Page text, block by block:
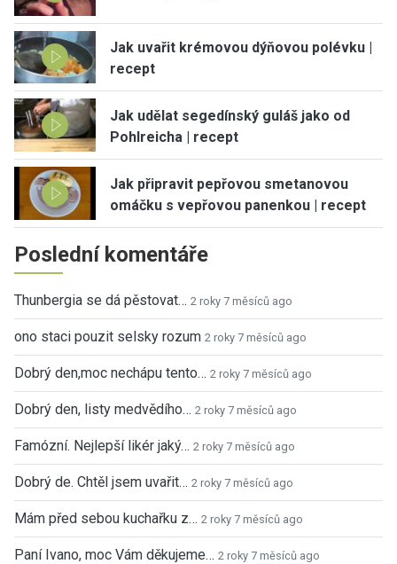
Jak uvařit krémovou dýňovou polévku |
recept
Jak udělat segedínský guláš jako od
Pohlreicha | recept
Jak připravit pepřovou smetanovou
omáčku s vepřovou panenkou | recept
Poslední komentáře
Thunbergia se dá pěstovat… 2 roky 7 měsíců ago
ono staci pouzit selsky rozum 2 roky 7 měsíců ago
Dobrý den,moc nechápu tento… 2 roky 7 měsíců ago
Dobrý den, listy medvědího… 2 roky 7 měsíců ago
Famózní. Nejlepší likér jaký… 2 roky 7 měsíců ago
Dobrý de. Chtěl jsem uvařit… 2 roky 7 měsíců ago
Mám před sebou kuchařku z… 2 roky 7 měsíců ago
Paní Ivano, moc Vám děkujeme… 2 roky 7 měsíců ago